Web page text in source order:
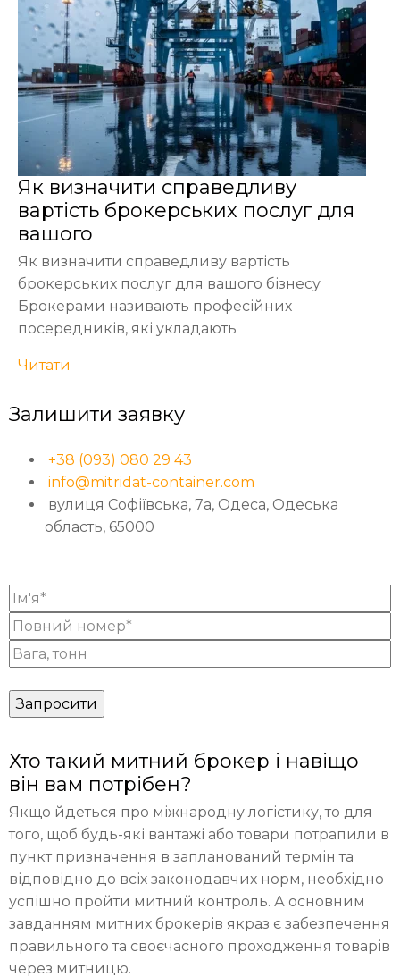
Як визначити справедливу
вартість брокерських послуг для
вашого
Як визначити справедливу вартість
брокерських послуг для вашого бізнесу
Брокерами називають професійних
посередників, які укладають
Читати
Залишити заявку
+38 (093) 080 29 43
info@mitridat-container.com
вулиця Софіївська, 7а, Одеса, Одеська
область, 65000
Хто такий митний брокер і навіщо
він вам потрібен?
Якщо йдеться про міжнародну логістику, то для
того, щоб будь-які вантажі або товари потрапили в
пункт призначення в запланований термін та
відповідно до всіх законодавчих норм, необхідно
успішно пройти митний контроль. А основним
завданням митних брокерів якраз є забезпечення
правильного та своєчасного проходження товарів
через митницю.